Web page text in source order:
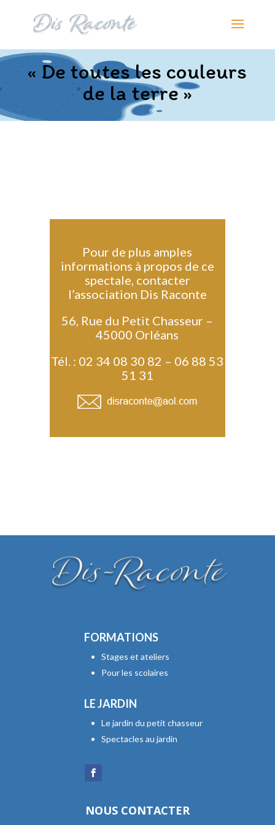
« De toutes les couleurs
de la terre »
Pour de plus amples
informations à propos de ce
spectale, contacter
l’association Dis Raconte
56, Rue du Petit Chasseur –
45000 Orléans
Tél. : 02 34 08 30 82 – 06 88 53
51 31
FORMATIONS
Stages et ateliers
Pour les scolaires
LE JARDIN
Le jardin du petit chasseur
Spectacles au jardin
NOUS CONTACTER